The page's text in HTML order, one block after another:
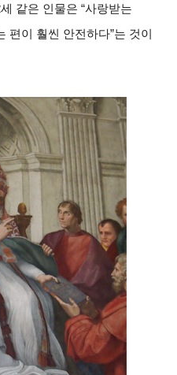
세 같은 인물은 “사랑받는
편이 훨씬 안전하다”는 것이